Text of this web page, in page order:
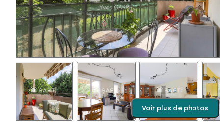
Voir plus de photos